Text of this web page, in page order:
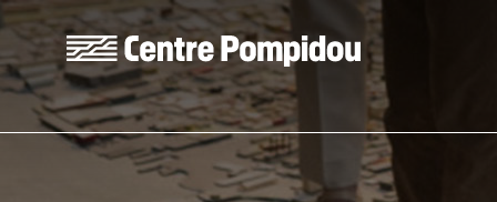
Aller au contenu principal
Centre Pompidou